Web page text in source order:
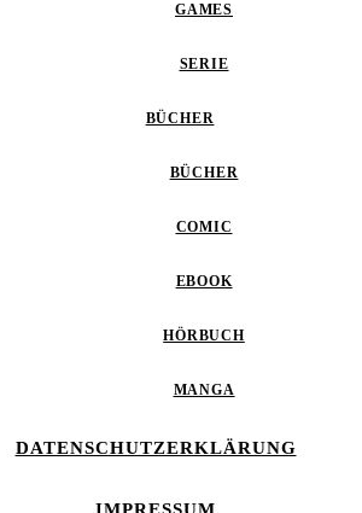
GAMES
SERIE
BÜCHER
BÜCHER
COMIC
EBOOK
HÖRBUCH
MANGA
DATENSCHUTZERKLÄRUNG